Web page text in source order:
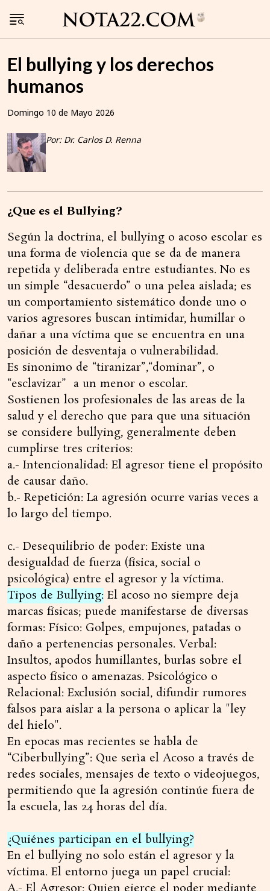
El bullying y los derechos
humanos
Domingo 10 de Mayo 2026
Por: Dr. Carlos D. Renna
¿Que es el Bullying?
Según la doctrina, el bullying o acoso escolar es
una forma de violencia que se da de manera
repetida y deliberada entre estudiantes. No es
un simple “desacuerdo” o una pelea aislada; es
un comportamiento sistemático donde uno o
varios agresores buscan intimidar, humillar o
dañar a una víctima que se encuentra en una
posición de desventaja o vulnerabilidad.
Es sinonimo de “tiranizar”,“dominar”, o
“esclavizar” a un menor o escolar.
Sostienen los profesionales de las areas de la
salud y el derecho que para que una situación
se considere bullying, generalmente deben
cumplirse tres criterios:
a.- Intencionalidad: El agresor tiene el propósito
de causar daño.
b.- Repetición: La agresión ocurre varias veces a
lo largo del tiempo.
c.- Desequilibrio de poder: Existe una
desigualdad de fuerza (física, social o
psicológica) entre el agresor y la víctima.
Tipos de Bullying: El acoso no siempre deja
marcas físicas; puede manifestarse de diversas
formas: Físico: Golpes, empujones, patadas o
daño a pertenencias personales. Verbal:
Insultos, apodos humillantes, burlas sobre el
aspecto físico o amenazas. Psicológico o
Relacional: Exclusión social, difundir rumores
falsos para aislar a la persona o aplicar la "ley
del hielo".
En epocas mas recientes se habla de
“Ciberbullying”: Que serìa el Acoso a través de
redes sociales, mensajes de texto o videojuegos,
permitiendo que la agresión continúe fuera de
la escuela, las 24 horas del día.
¿Quiénes participan en el bullying?
En el bullying no solo están el agresor y la
víctima. El entorno juega un papel crucial: